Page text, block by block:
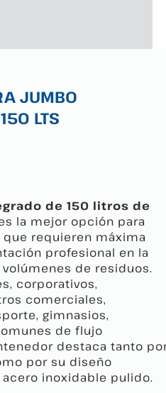
JUMBO
LTS
de 150 litros de
la mejor opción para
requieren máxima
profesional en la
de residuos.
corporativos,
comerciales,
gimnasios,
de flujo
destaca tanto
por su diseño
inoxidable pulido.